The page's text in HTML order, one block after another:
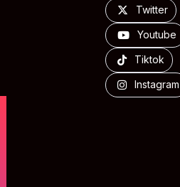
Twitter
Youtube
Tiktok
Instagram